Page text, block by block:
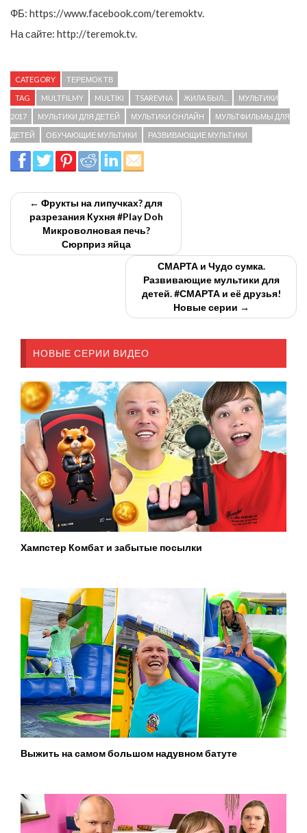
ФБ: https://www.facebook.com/teremoktv.
На сайте: http://teremok.tv.
CATEGORY ТЕРЕМОК ТВ
TAG MULTFILMY MULTIKI TSAREVNA ЖИЛА БЫЛ... МУЛЬТИКИ
2017 МУЛЬТИКИ ДЛЯ ДЕТЕЙ МУЛЬТИКИ ОНЛАЙН МУЛЬТФИЛЬМЫ ДЛЯ
ДЕТЕЙ ОБУЧАЮЩИЕ МУЛЬТИКИ РАЗВИВАЮЩИЕ МУЛЬТИКИ
← Фрукты на липучках? для
разрезания Кухня #Play Doh
Микроволновая печь?
Сюрприз яйца
СМАРТА и Чудо сумка.
Развивающие мультики для
детей. #СМАРТА и её друзья!
Новые серии →
НОВЫЕ СЕРИИ ВИДЕО
Хампстер Комбат и забытые посылки
Выжить на самом большом надувном батуте